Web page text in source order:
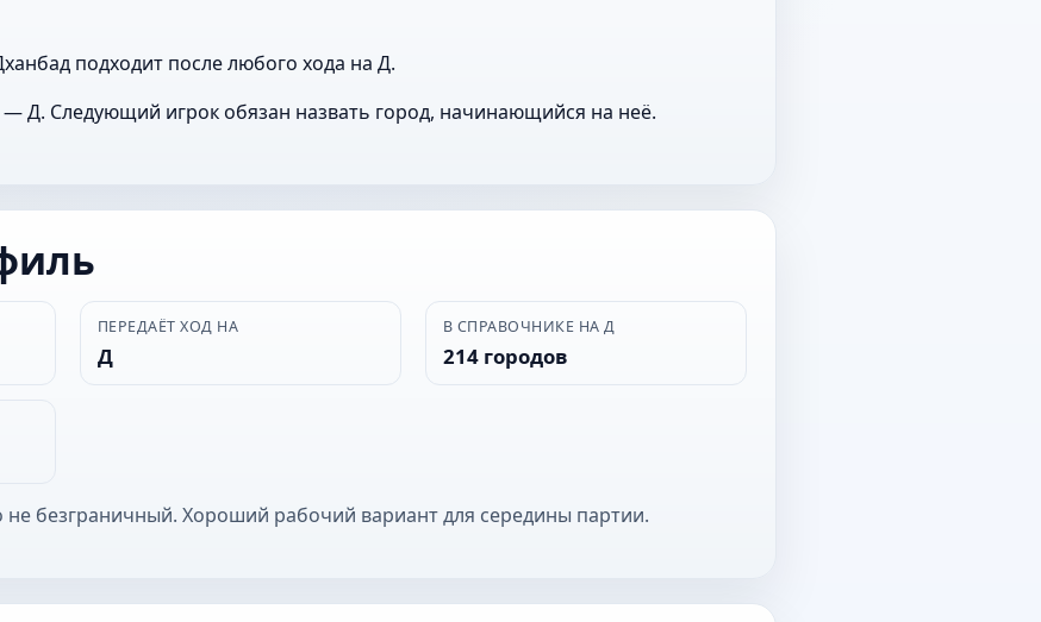
подходит после любого хода на Д.
— Д. Следующий игрок обязан назвать город, начинающийся на неё.
ПЕРЕДАЁТ ХОД НА
Д
В СПРАВОЧНИКЕ НА Д
214 городов
безграничный. Хороший рабочий вариант для середины партии.